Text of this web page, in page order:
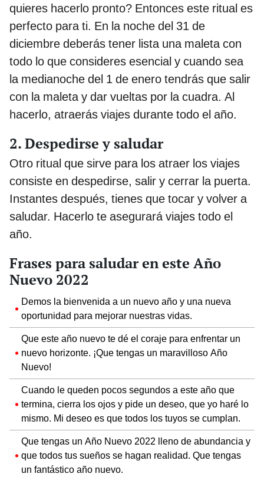
quieres hacerlo pronto? Entonces este ritual es
perfecto para ti. En la noche del 31 de
diciembre deberás tener lista una maleta con
todo lo que consideres esencial y cuando sea
la medianoche del 1 de enero tendrás que salir
con la maleta y dar vueltas por la cuadra. Al
hacerlo, atraerás viajes durante todo el año.
2. Despedirse y saludar
Otro ritual que sirve para los atraer los viajes
consiste en despedirse, salir y cerrar la puerta.
Instantes después, tienes que tocar y volver a
saludar. Hacerlo te asegurará viajes todo el
año.
Frases para saludar en este Año
Nuevo 2022
Demos la bienvenida a un nuevo año y una nueva
oportunidad para mejorar nuestras vidas.
Que este año nuevo te dé el coraje para enfrentar un
nuevo horizonte. ¡Que tengas un maravilloso Año
Nuevo!
Cuando le queden pocos segundos a este año que
termina, cierra los ojos y pide un deseo, que yo haré lo
mismo. Mi deseo es que todos los tuyos se cumplan.
Que tengas un Año Nuevo 2022 lleno de abundancia y
que todos tus sueños se hagan realidad. Que tengas
un fantástico año nuevo.